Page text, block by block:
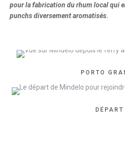
pour la fabrication du rhum local qui
punchs diversement aromatisés.
PORTO
DÉPART